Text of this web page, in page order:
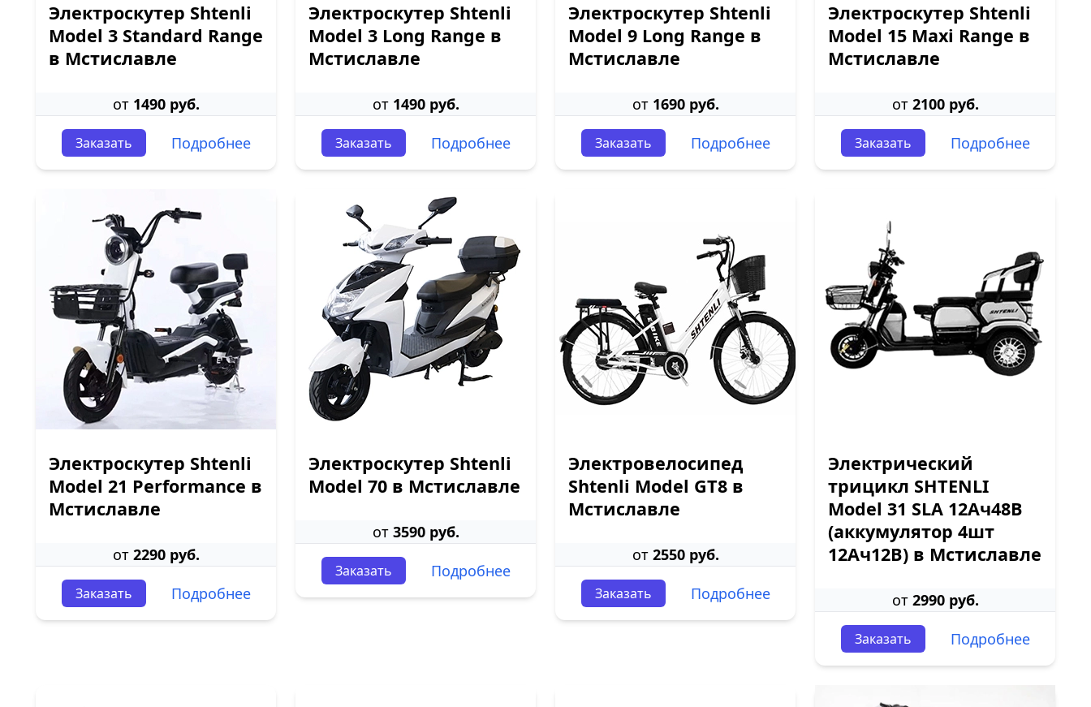
Электроскутер Shtenli
Model 3 Standard Range
в Мстиславле
от 1490 руб.
Заказать Подробнее
Электроскутер Shtenli
Model 3 Long Range в
Мстиславле
от 1490 руб.
Заказать Подробнее
Электроскутер Shtenli
Model 9 Long Range в
Мстиславле
от 1690 руб.
Заказать Подробнее
Электроскутер Shtenli
Model 15 Maxi Range в
Мстиславле
от 2100 руб.
Заказать Подробнее
Электроскутер Shtenli
Model 21 Performance в
Мстиславле
от 2290 руб.
Заказать Подробнее
Электроскутер Shtenli
Model 70 в Мстиславле
от 3590 руб.
Заказать Подробнее
Электровелосипед
Shtenli Model GT8 в
Мстиславле
от 2550 руб.
Заказать Подробнее
Электрический
трицикл SHTENLI
Model 31 SLA 12Ач48В
(аккумулятор 4шт
12Ач12В) в Мстиславле
от 2990 руб.
Заказать Подробнее